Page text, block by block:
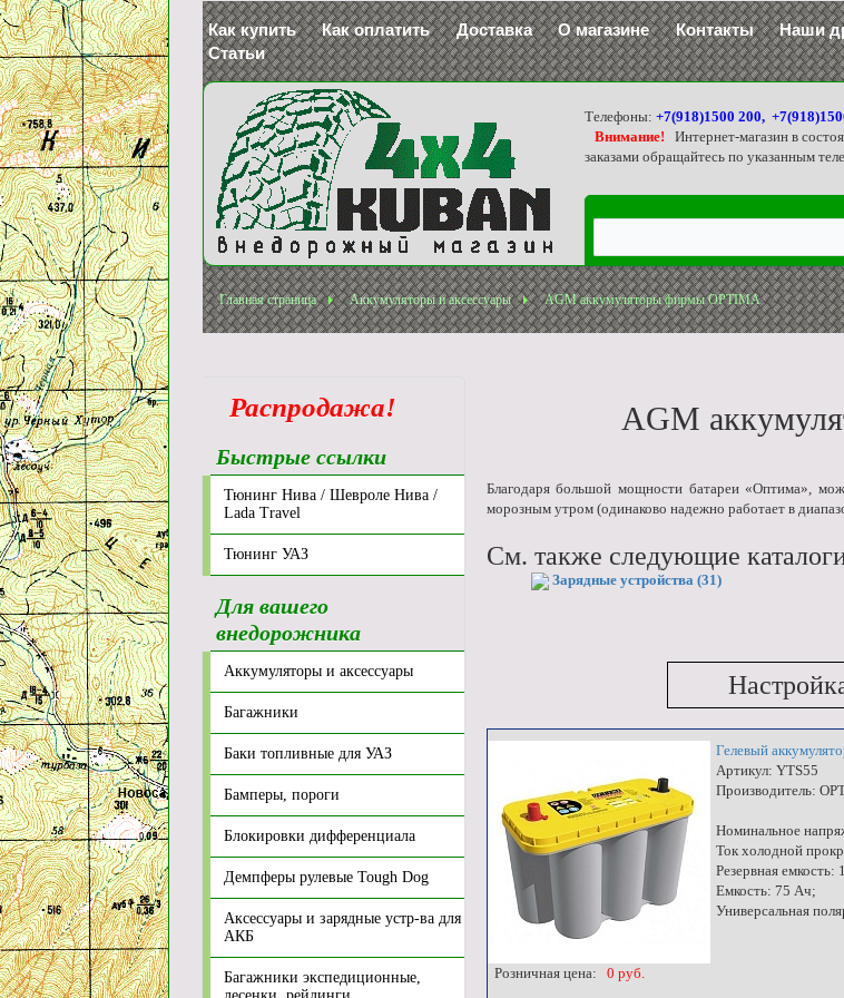
Как купить Как оплатить Доставка О магазине Контакты
Наши
Статьи
Телефоны:+7(918)1500 200,
Внимание!
Интернет-магазин в
заказами обращайтесь по указанным
Главная страница Аккумуляторы и аксессуары AGM аккумуляторы фирмы OPTIMA
AGM
Благодаря большой мощности батареи «Оптима»,
морозным утром (одинаково надежно работает в
См. также следующие
Зарядные устройства (31)
Гелевый
Артикул: YTS55
Производитель:
Номинальное
Ток холодной
Резервная емкость:
Емкость: 75 Ач;
Универсальная
Розничная цена: 0 руб.
Распродажа!
Быстрые ссылки
Тюнинг Нива / Шевроле Нива /
Lada Travel
Тюнинг УАЗ
Для вашего
внедорожника
Аккумуляторы и аксессуары
Багажники
Баки топливные для УАЗ
Бамперы, пороги
Блокировки дифференциала
Демпферы рулевые Tough Dog
Аксессуары и зарядные устр-ва для
АКБ
Багажники экспедиционные,